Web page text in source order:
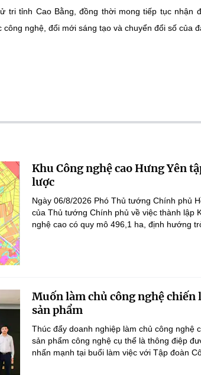
tri tỉnh Cao Bằng, đồng thời mong tiếp tục
công nghệ, đổi mới sáng tạo và chuyển đổi số của
Khu Công nghệ cao Hưng Yên
lược
Ngày 06/8/2026 Phó Thủ tướng Chính phủ
của Thủ tướng Chính phủ về việc thành lập
nghệ cao có quy mô 496,1 ha, định hướng
Muốn làm chủ công nghệ
sản phẩm
Thúc đẩy doanh nghiệp làm chủ công nghệ
sản phẩm công nghệ cụ thể là thông điệp
nhấn mạnh tại buổi làm việc với Tập đoàn